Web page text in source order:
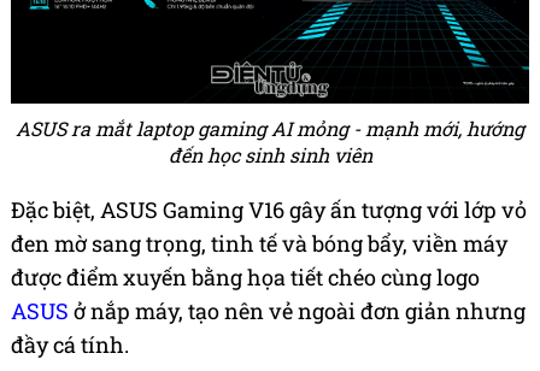
ASUS ra mắt laptop gaming AI mỏng - mạnh mới, hướng
đến học sinh sinh viên
Đặc biệt, ASUS Gaming V16 gây ấn tượng với lớp vỏ
đen mờ sang trọng, tinh tế và bóng bẩy, viền máy
được điểm xuyến bằng họa tiết chéo cùng logo
ASUS ở nắp máy, tạo nên vẻ ngoài đơn giản nhưng
đầy cá tính.